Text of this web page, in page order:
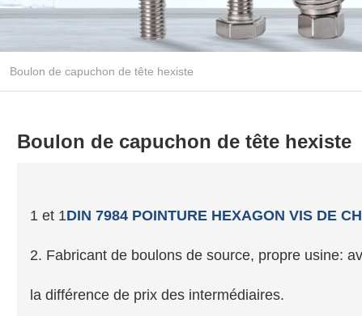
Boulon de capuchon de tête hexiste
Boulon de capuchon de tête hexiste
1 et 1DIN 7984 POINTURE HEXAGON VIS DE
2. Fabricant de boulons de source, propre usine:
la différence de prix des intermédiaires.